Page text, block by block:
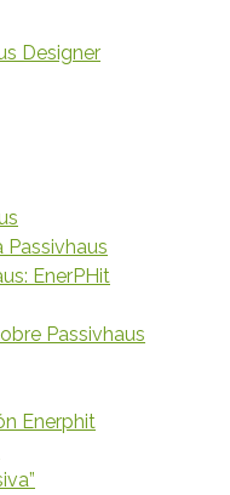
Passivhaus
EnerPHit
Passivhaus
Enerphit